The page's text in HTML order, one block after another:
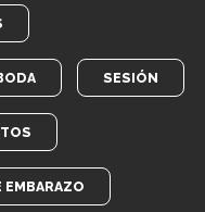
SESIÓN